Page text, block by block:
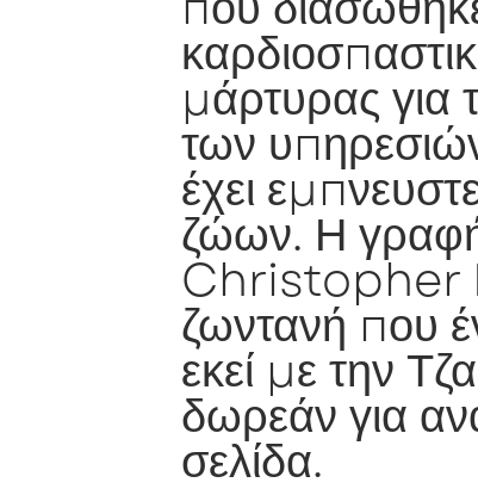
μάρτυρας για
των
έχει
ζώων. Η
Christopher
ζωντανή που
εκεί με την
δωρεάν για
σελίδα.